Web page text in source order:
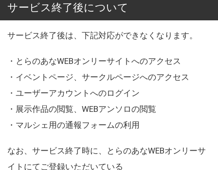
サービス終了後について
サービス終了後は、下記対応ができなくなります。
・とらのあなWEBオンリーサイトへのアクセス
・イベントページ、サークルページへのアクセス
・ユーザーアカウントへのログイン
・展示作品の閲覧、WEBアンソロの閲覧
・マルシェ用の通報フォームの利用
なお、サービス終了時に、とらのあなWEBオンリーサ
イトにてご登録いただいている